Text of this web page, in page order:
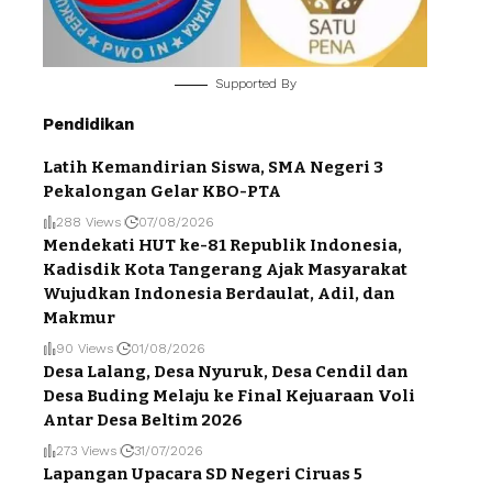
Supported By
Pendidikan
Latih Kemandirian Siswa, SMA Negeri 3
Pekalongan Gelar KBO-PTA
288 Views 07/08/2026
Mendekati HUT ke-81 Republik Indonesia,
Kadisdik Kota Tangerang Ajak Masyarakat
Wujudkan Indonesia Berdaulat, Adil, dan
Makmur
90 Views 01/08/2026
Desa Lalang, Desa Nyuruk, Desa Cendil dan
Desa Buding Melaju ke Final Kejuaraan Voli
Antar Desa Beltim 2026
273 Views 31/07/2026
Lapangan Upacara SD Negeri Ciruas 5